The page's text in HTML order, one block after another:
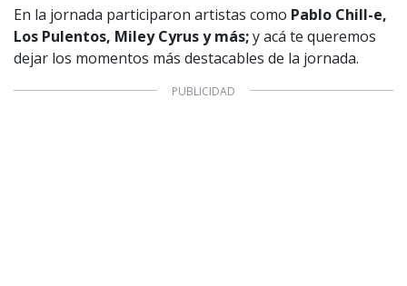
En la jornada participaron artistas como Pablo Chill-e,
Los Pulentos, Miley Cyrus y más;y acá te queremos
dejar los momentos más destacables de la jornada.